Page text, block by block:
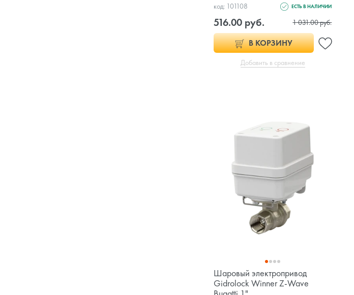
код: 101108 ЕСТЬ В НАЛИЧИИ
516.00 руб. 1 031.00 руб.
В КОРЗИНУ
Добавить в сравнение
Шаровый электропривод
Gidrolock Winner Z-Wave